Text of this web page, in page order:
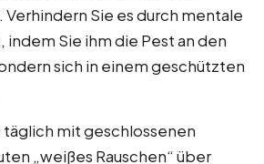
Sie es durch mentale
indem Sie ihm die Pest an den
sich in einem geschützten
täglich mit geschlossenen
„weißes Rauschen“ über